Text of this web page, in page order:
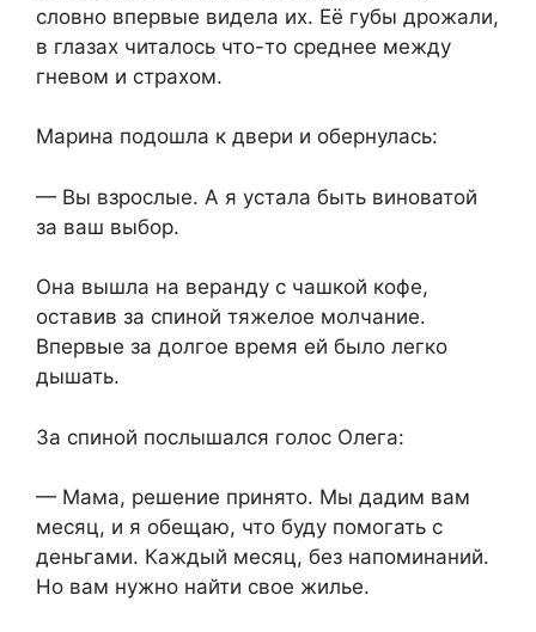
словно впервые видела их. Её губы дрожали,
в глазах читалось что-то среднее между
гневом и страхом.
Марина подошла к двери и обернулась:
— Вы взрослые. А я устала быть виноватой
за ваш выбор.
Она вышла на веранду с чашкой кофе,
оставив за спиной тяжелое молчание.
Впервые за долгое время ей было легко
дышать.
За спиной послышался голос Олега:
— Мама, решение принято. Мы дадим вам
месяц, и я обещаю, что буду помогать с
деньгами. Каждый месяц, без напоминаний.
Но вам нужно найти свое жилье.